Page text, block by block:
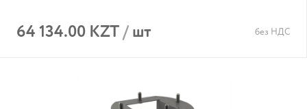
64 134.00 KZT/шт без НДС